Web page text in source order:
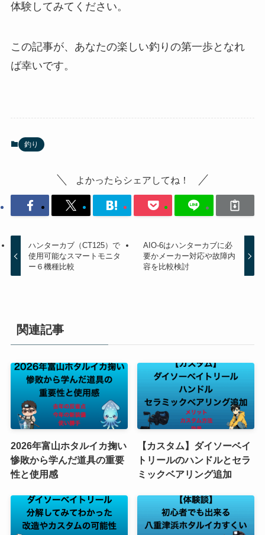
体験してみてください。
この記事が、あなたの楽しい釣りの第一歩となれ
ば幸いです。
釣り
よかったらシェアしてね！
ハンターカブ（CT125）で
使用可能なスマートモニタ
ー６機種比較
AIO-6はハンターカブに必
要かメーカー対応や故障内
容を比較検討
関連記事
2026年富山ホタルイカ掬い
惨敗から学んだ道具の重要
性と使用感
【カスタム】ダイソーベイ
トリールのハンドルとセラ
ミックベアリング追加